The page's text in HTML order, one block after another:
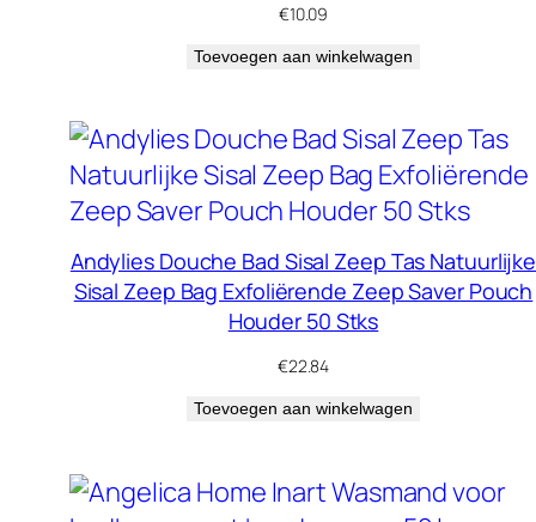
€10.09
Toevoegen aan winkelwagen
Andylies Douche Bad Sisal Zeep Tas Natuurlijke
Sisal Zeep Bag Exfoliërende Zeep Saver Pouch
Houder 50 Stks
€22.84
Toevoegen aan winkelwagen